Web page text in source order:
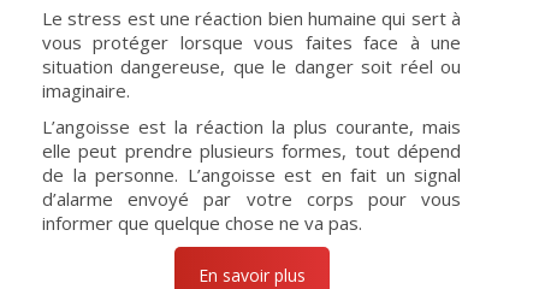
Le stress est une réaction bien humaine qui sert à
vous protéger lorsque vous faites face à une
situation dangereuse, que le danger soit réel ou
imaginaire.
L’angoisse est la réaction la plus courante, mais
elle peut prendre plusieurs formes, tout dépend
de la personne. L’angoisse est en fait un signal
d’alarme envoyé par votre corps pour vous
informer que quelque chose ne va pas.
En savoir plus